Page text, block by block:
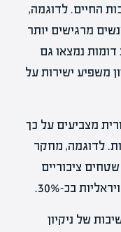
החיים. לדוגמה,
מצא כי 80% מהאנשים מרגישים יותר
דומות נמצאו גם
משפיע ישירות על
מצביעים על כך
לדוגמה, מחקר
ציבוריים
בכ-30%.
של ניקיון